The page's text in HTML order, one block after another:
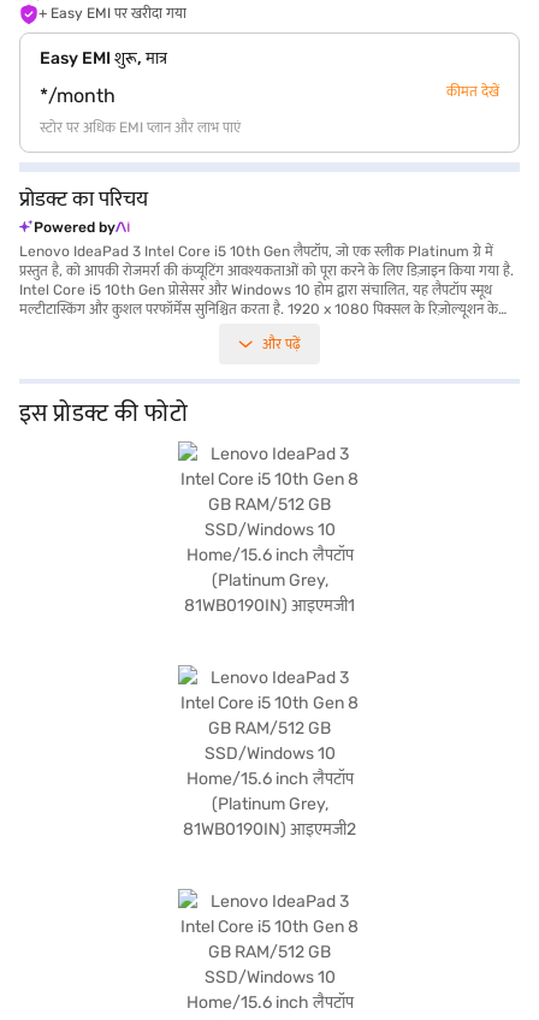
+ Easy EMI पर खरीदा गया
Easy EMI शुरू, मात्र
*/month कीमत देखें
स्टोर पर अधिक EMI प्लान और लाभ पाएं
प्रोडक्ट का परिचय
Powered by
Lenovo IdeaPad 3 Intel Core i5 10th Gen लैपटॉप, जो एक स्लीक Platinum ग्रे में
प्रस्तुत है, को आपकी रोजमर्रा की कंप्यूटिंग आवश्यकताओं को पूरा करने के लिए डिज़ाइन किया गया है.
Intel Core i5 10th Gen प्रोसेसर और Windows 10 होम द्वारा संचालित, यह लैपटॉप स्मूथ
मल्टीटास्किंग और कुशल परफॉर्मेंस सुनिश्चित करता है. 1920 x 1080 पिक्सल के रिज़ोल्यूशन के
एक्सपीरियंस बेहतर होता है. यह 8 GB RAM और 512 GB SSD के साथ आता है, जो आपके
वाला, यह लाइटवेट लैपटॉप on-the-go उपयोग के लिए आदर्श है. Lenovo IdeaPad 3 छात्रों,
प्रोफेशनल और रोज़ाना के भरोसेमंद लैपटॉप की आवश्यकता वाले किसी भी व्यक्ति के लिए उपयुक्त है.
इसकी विशेषताएं परफॉर्मेंस और पोर्टेबिलिटी का संतुलन सुनिश्चित करती हैं, जिससे यह एक व्यावहारिक
विकल्प बन जाता है. खरीदारी करने के लिए बजाज फाइनेंस पर विकल्पों के बारे में जानें या पार्टनर स्टोर
पर जाएं और Easy EMIs का लाभ उठाएं.
और पढ़ें
इस प्रोडक्ट की फोटो